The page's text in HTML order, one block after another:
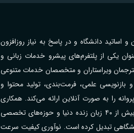
و اساتید دانشگاه و در پاسخ به نیاز روزافزون
یکی از پلتفرم‌های پیشرو خدمات زبانی و
ویراستاران و متخصصان خدمات متنوعی
بازنویسی علمی، فرمت‌بندی، تولید محتوا و
را به صورت آنلاین ارائه می‌کند. همکاری
گسترده با مراکز علمی دانشگاه‌ها شرکت‌ها و سازمان‌های مختلف و ارائه خدمات در بیش از ۴۰ زبان زنده دنیا و حوزه‌های تخصصی
تبدیل کرده است. نوآوری کیفیت سرعت